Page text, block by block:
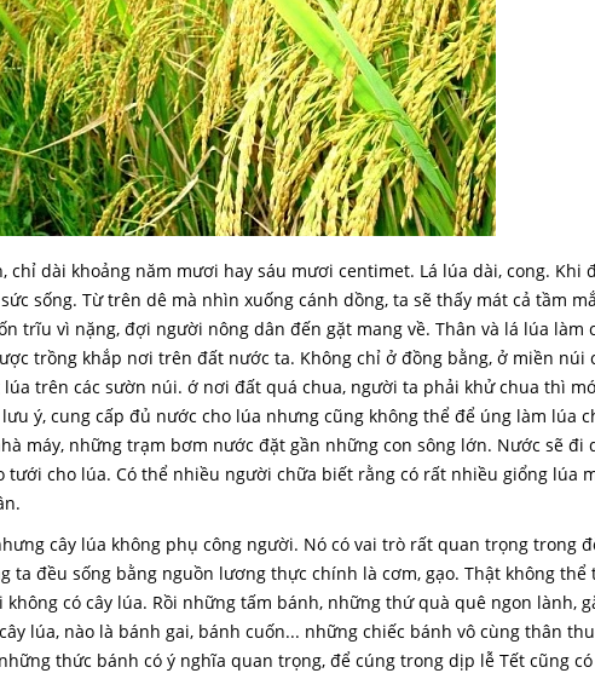
chỉ dài khoảng năm mươi hay sáu mươi centimet. Lá lúa dài, cong. Khi
sống. Từ trên dê mà nhìn xuống cánh dồng, ta sẽ thấy mát cả tầm
trĩu vì nặng, đợi người nông dân đến gặt mang về. Thân và lá lúa làm
trồng khắp nơi trên đất nước ta. Không chỉ ở đồng bằng, ở miền núi
trên các sườn núi. ớ nơi đất quá chua, người ta phải khử chua thì
ý, cung cấp đủ nước cho lúa nhưng cũng không thể để úng làm lúa
máy, những trạm bơm nước đặt gần những con sông lớn. Nước sẽ đi
cho lúa. Có thể nhiều người chữa biết rằng có rất nhiều giổng lúa
cây lúa không phụ công người. Nó có vai trò rất quan trọng trong
ta đều sống bằng nguồn lương thực chính là cơm, gạo. Thật không thể
có cây lúa. Rồi những tấm bánh, những thứ quà quê ngon lành,
lúa, nào là bánh gai, bánh cuốn... những chiếc bánh vô cùng thân
thức bánh có ý nghĩa quan trọng, để cúng trong dịp lễ Tết cũng